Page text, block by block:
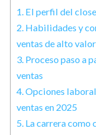
1. El perfil del
2. Habilidades y
ventas de alto valor
3. Proceso paso a
ventas
4.Opciones
ventas en 2025
5. La carrera como